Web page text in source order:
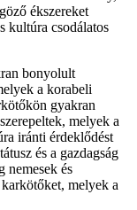
ékszereket
kultúra csodálatos
bonyolult
a korabeli
gyakran
melyek a
iránti érdeklődést
és a gazdagság
nemesek és
melyek a